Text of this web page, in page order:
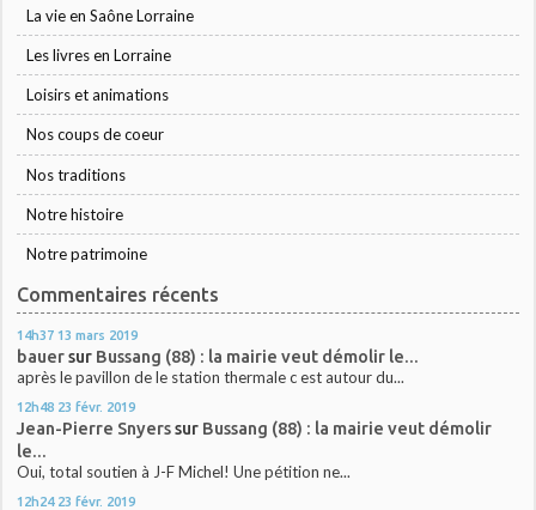
La vie en Saône Lorraine
Les livres en Lorraine
Loisirs et animations
Nos coups de coeur
Nos traditions
Notre histoire
Notre patrimoine
Commentaires récents
14h37 13 mars 2019
bauersur Bussang (88) : la mairie veut démolir le...
après le pavillon de le station thermale c est autour du...
12h48 23 févr. 2019
Jean-Pierre Snyerssur Bussang (88) : la mairie veut démolir
le...
Oui, total soutien à J-F Michel! Une pétition ne...
12h24 23 févr. 2019